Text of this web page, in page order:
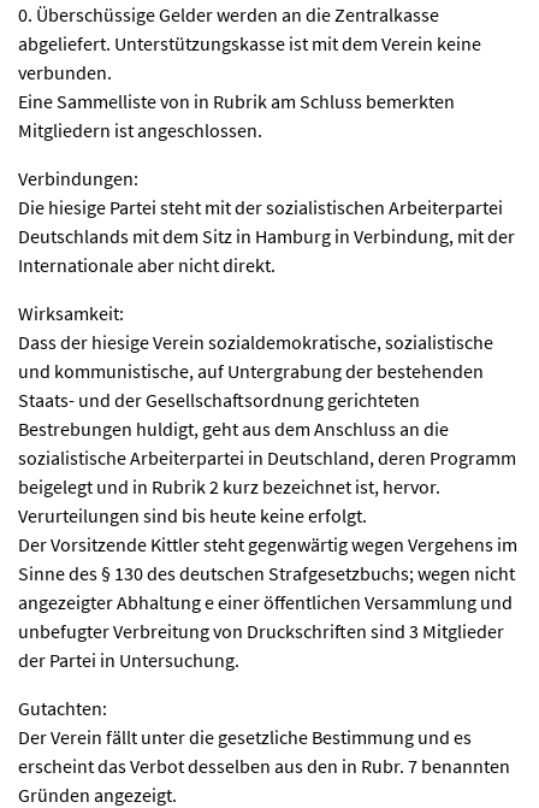
0. Überschüssige Gelder werden an die Zentralkasse
abgeliefert. Unterstützungskasse ist mit dem Verein keine
verbunden.
Eine Sammelliste von in Rubrik am Schluss bemerkten
Mitgliedern ist angeschlossen.
Verbindungen:
Die hiesige Partei steht mit der sozialistischen Arbeiterpartei
Deutschlands mit dem Sitz in Hamburg in Verbindung, mit der
Internationale aber nicht direkt.
Wirksamkeit:
Dass der hiesige Verein sozialdemokratische, sozialistische
und kommunistische, auf Untergrabung der bestehenden
Staats- und der Gesellschaftsordnung gerichteten
Bestrebungen huldigt, geht aus dem Anschluss an die
sozialistische Arbeiterpartei in Deutschland, deren Programm
beigelegt und in Rubrik 2 kurz bezeichnet ist, hervor.
Verurteilungen sind bis heute keine erfolgt.
Der Vorsitzende Kittler steht gegenwärtig wegen Vergehens im
Sinne des § 130 des deutschen Strafgesetzbuchs; wegen nicht
angezeigter Abhaltung e einer öffentlichen Versammlung und
unbefugter Verbreitung von Druckschriften sind 3 Mitglieder
der Partei in Untersuchung.
Gutachten:
Der Verein fällt unter die gesetzliche Bestimmung und es
erscheint das Verbot desselben aus den in Rubr. 7 benannten
Gründen angezeigt.